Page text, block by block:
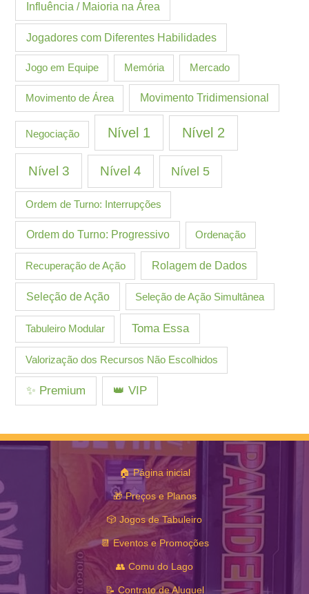
Influência / Maioria na Área
Jogadores com Diferentes Habilidades
Jogo em Equipe Memória Mercado
Movimento de Área Movimento Tridimensional
Negociação Nível 1 Nível 2
Nível 3 Nível 4 Nível 5
Ordem de Turno: Interrupções
Ordem do Turno: Progressivo Ordenação
Recuperação de Ação Rolagem de Dados
Seleção de Ação Seleção de Ação Simultânea
Tabuleiro Modular Toma Essa
Valorização dos Recursos Não Escolhidos
✨ Premium 👑 VIP
🏠 Página inicial
🎁 Preços e Planos
🎲 Jogos de Tabuleiro
📆 Eventos e Promoções
👥 Comu do Lago
📝 Contrato de Aluguel